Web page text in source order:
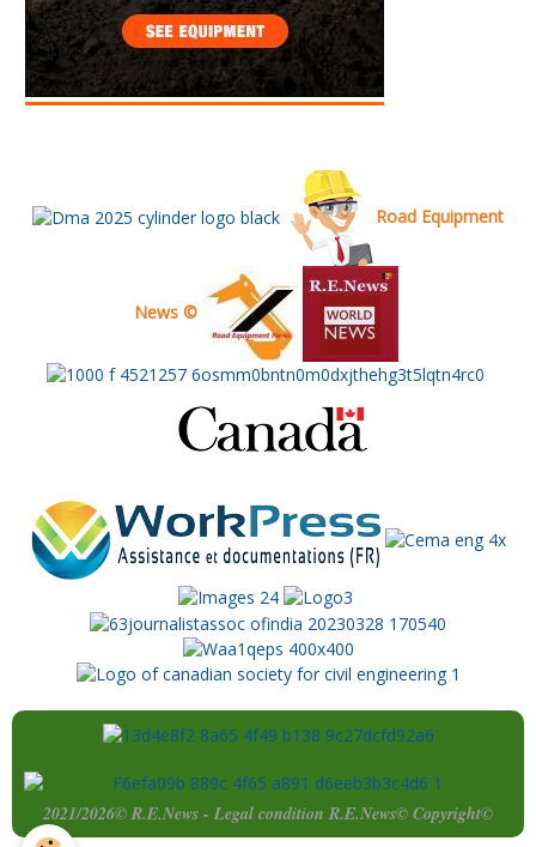
Road Equipment
News ©
2021/2026© R.E.News - Legal condition R.E.News© Copyright©